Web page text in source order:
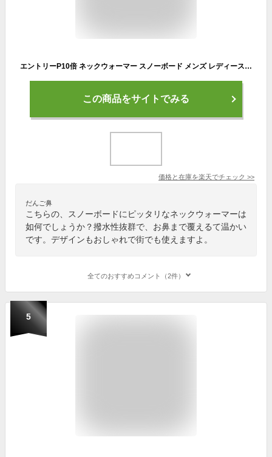
エントリーP10倍 ネックウォーマー スノーボード メンズ レディース スキー フリース ボア ネックウォーマー ネックガード マフラー 防寒 通勤 通学 PONTAPES/ポンタぺス PONB-135
この商品をサイトでみる
価格と在庫を楽天でチェック >>
だんご鼻
こちらの、スノーボードにピッタリなネックウォーマーは
如何でしょうか？撥水性抜群で、お鼻まで覆えるて温かい
です。デザインもおしゃれで街でも使えますよ。
全てのおすすめコメント（2件）
5